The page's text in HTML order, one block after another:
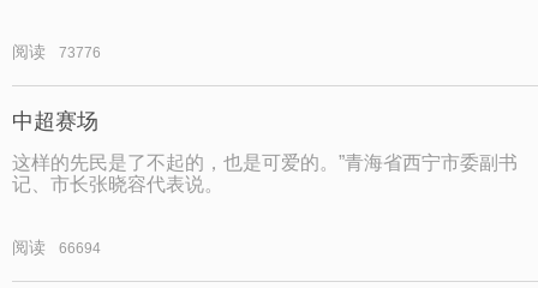
阅读 73776
中超赛场
这样的先民是了不起的，也是可爱的。”青海省西宁市委副书
记、市长张晓容代表说。
阅读 66694